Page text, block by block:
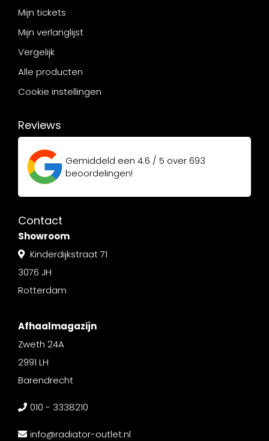
Mijn tickets
Mijn verlanglijst
Vergelijk
Alle producten
Cookie instellingen
Reviews
Gemiddeld een 4.6 / 5 over693
beoordelingen!
Contact
Showroom
Kinderdijkstraat 71
3076 JH
Rotterdam
Afhaalmagazijn
Zweth 24A
2991 LH
Barendrecht
010 - 3338210
info@radiator-outlet.nl